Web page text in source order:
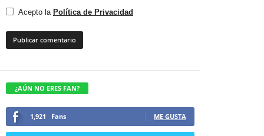
Acepto la Política de Privacidad
¿AÚN NO ERES FAN?
1,921 Fans ME GUSTA